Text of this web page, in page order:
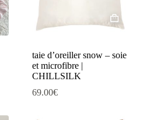
taie d’oreiller snow – soie
et microfibre |
CHILLSILK
69.00€